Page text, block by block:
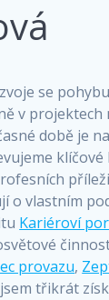
se
v
době je
o vlastním
Kariéroví
provazu,
třikrát